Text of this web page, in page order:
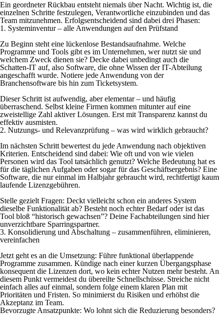
Ein geordneter Rückbau entsteht niemals über Nacht. Wichtig ist, die
einzelnen Schritte festzulegen, Verantwortliche einzubinden und das
Team mitzunehmen. Erfolgsentscheidend sind dabei drei Phasen:
1. Systeminventur – alle Anwendungen auf den Prüfstand
Zu Beginn steht eine lückenlose Bestandsaufnahme. Welche
Programme und Tools gibt es im Unternehmen, wer nutzt sie und
welchem Zweck dienen sie? Decke dabei unbedingt auch die
Schatten-IT auf, also Software, die ohne Wissen der IT-Abteilung
angeschafft wurde. Notiere jede Anwendung von der
Branchensoftware bis hin zum Ticketsystem.
Dieser Schritt ist aufwendig, aber elementar – und häufig
überraschend. Selbst kleine Firmen kommen mitunter auf eine
zweistellige Zahl aktiver Lösungen. Erst mit Transparenz kannst du
effektiv ausmisten.
2. Nutzungs- und Relevanzprüfung – was wird wirklich gebraucht?
Im nächsten Schritt bewertest du jede Anwendung nach objektiven
Kriterien. Entscheidend sind dabei: Wie oft und von wie vielen
Personen wird das Tool tatsächlich genutzt? Welche Bedeutung hat es
für die täglichen Aufgaben oder sogar für das Geschäftsergebnis? Eine
Software, die nur einmal im Halbjahr gebraucht wird, rechtfertigt kaum
laufende Lizenzgebühren.
Stelle gezielt Fragen: Deckt vielleicht schon ein anderes System
dieselbe Funktionalität ab? Besteht noch echter Bedarf oder ist das
Tool bloß “historisch gewachsen”? Deine Fachabteilungen sind hier
unverzichtbare Sparringspartner.
3. Konsolidierung und Abschaltung – zusammenführen, eliminieren,
vereinfachen
Jetzt geht es an die Umsetzung: Führe funktional überlappende
Programme zusammen. Kündige nach einer kurzen Übergangsphase
konsequent die Lizenzen dort, wo kein echter Nutzen mehr besteht. An
diesem Punkt vermeidest du übereilte Schnellschüsse. Streiche nicht
einfach alles auf einmal, sondern folge einem klaren Plan mit
Prioritäten und Fristen. So minimierst du Risiken und erhöhst die
Akzeptanz im Team.
Bevorzugte Ansatzpunkte: Wo lohnt sich die Reduzierung besonders?